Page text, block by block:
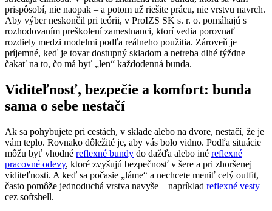
prispôsobí, nie naopak – a potom už riešite prácu, nie vrstvu navrch.
Aby výber neskončil pri teórii, v ProIZS SK s. r. o. pomáhajú s
rozhodovaním preškolení zamestnanci, ktorí vedia porovnať
rozdiely medzi modelmi podľa reálneho použitia. Zároveň je
príjemné, keď je tovar dostupný skladom a netreba dlhé týždne
čakať na to, čo má byť „len“ každodenná bunda.
Viditeľnosť, bezpečie a komfort: bunda
sama o sebe nestačí
Ak sa pohybujete pri cestách, v sklade alebo na dvore, nestačí, že je
vám teplo. Rovnako dôležité je, aby vás bolo vidno. Podľa situácie
môžu byť vhodné reflexné bundy do dažďa alebo iné reflexné
pracovné odevy, ktoré zvyšujú bezpečnosť v šere a pri zhoršenej
viditeľnosti. A keď sa počasie „láme“ a nechcete meniť celý outfit,
často pomôže jednoduchá vrstva navyše – napríklad reflexné vesty
cez softshell.